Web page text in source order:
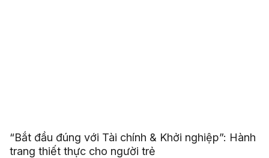
“Bắt đầu đúng với Tài chính & Khởi nghiệp”: Hành
trang thiết thực cho người trẻ